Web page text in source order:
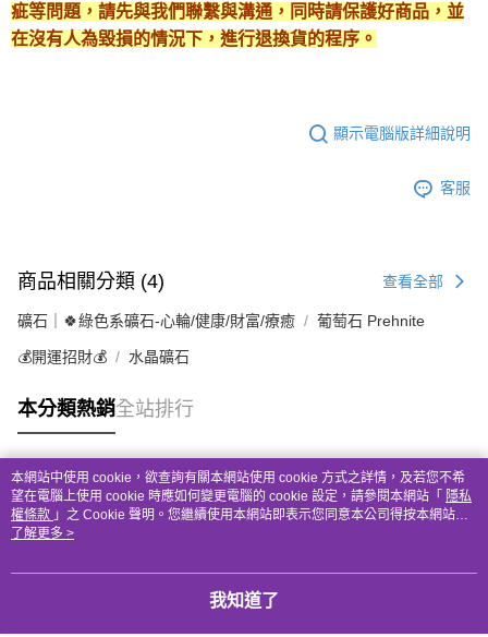
疵等問題，請先與我們聯繫與溝通，同時請保護好商品，並
在沒有人為毀損的情況下，進行退換貨的程序。
顯示電腦版詳細說明
客服
商品相關分類 (4) 查看全部
礦石｜🍀綠色系礦石-心輪/健康/財富/療癒 葡萄石 Prehnite
💰開運招財💰 水晶礦石
本分類熱銷全站排行
熱門標籤
本網站中使用 cookie，欲查詢有關本網站使用 cookie 方式之詳情，及若您不希
望在電腦上使用 cookie 時應如何變更電腦的 cookie 設定，請參閱本網站「 隱私
權條款 」之 Cookie 聲明。您繼續使用本網站即表示您同意本公司得按本網站使
用條款之 Cookie 聲明使用 cookie。
了解更多 >
我知道了